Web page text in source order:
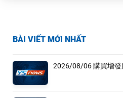
BÀI VIẾT MỚI NHẤT
2026/08/06 購買增發